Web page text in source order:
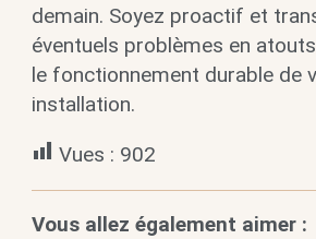
demain. Soyez proactif et
éventuels problèmes en
le fonctionnement durable de
installation.
Vues : 902
Vous allez également aimer :